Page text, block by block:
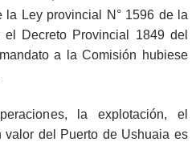
la Ley provincial N° 1596 de la
el Decreto Provincial 1849 del
a la Comisión hubiese
la explotación, el
valor del Puerto de Ushuaia es